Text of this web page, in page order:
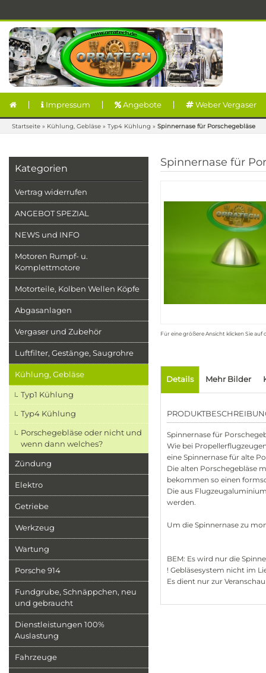
Impressum Angebote Weber Vergaser
Startseite » Kühlung, Gebläse » Typ4 Kühlung » Spinnernase für Porschegebläse
Kategorien
Vertrag widerrufen
ANGEBOT SPEZIAL
NEWS und INFO
Motoren Rumpf- u.
Komplettmotore
Motorteile, Kolben Wellen Köpfe
Abgasanlagen
Vergaser und Zubehör
Luftfilter, Gestänge, Saugrohre
Kühlung, Gebläse
Typ1 Kühlung
Typ4 Kühlung
Porschegebläse oder nicht und
wenn dann welches?
Zündung
Elektro
Getriebe
Werkzeug
Wartung
Porsche 914
Fundgrube, Schnäppchen, neu
und gebraucht
Dienstleistungen 100%
Auslastung
Fahrzeuge
Spinnernase für
Für eine größere Ansicht klicken Sie auf
Details Mehr Bilder
Spinnernase für
Wie bei
eine Spinnernase für alte
Die alten Porschegebläse
bekommen so einen
Die aus
werden.
Um die Spinnernase zu
BEM: Es wird nur die
! Gebläsesystem nicht im
Es dient nur zur